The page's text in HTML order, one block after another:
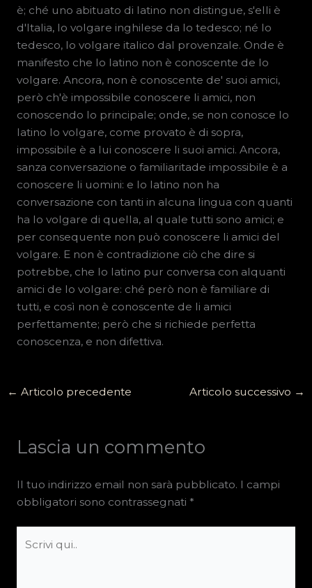
è; ché uno abituato di latino non distingue, s'elli è
d'Italia, lo volgare inghilese da lo tedesco; né lo
tedesco, lo volgare italico dal provenzale. Onde è
manifesto che lo latino non è conoscente de lo
volgare. Ancora, non è conoscente de' suoi amici,
però ch'è impossibile conoscere li amici, non
conoscendo lo principale; onde, se non conosce lo
latino lo volgare, come provato è di sopra,
impossibile è a lui conoscere li suoi amici. Ancora,
sanza conversazione o familiaritade impossibile è a
conoscere li uomini: e lo latino non ha
conversazione con tanti in alcuna lingua con quanti
ha lo volgare di quella, al quale tutti sono amici; e
per consequente non può conoscere li amici del
volgare. E non è contradizione ciò che dire si
potrebbe, che lo latino pur conversa con alquanti
amici de lo volgare: ché però non è familiare di
tutti, e così non è conoscente de li amici
perfettamente; però che si richiede perfetta
conoscenza, e non difettiva.
← Articolo precedente Articolo successivo →
Lascia un commento
Il tuo indirizzo email non sarà pubblicato. I campi
obbligatori sono contrassegnati *
qui..